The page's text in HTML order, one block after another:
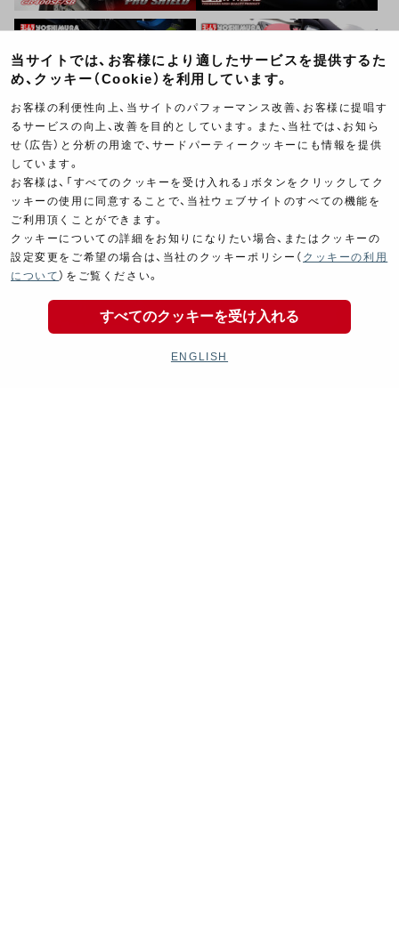
当サイトでは、お客様により適したサービスを提供するた
め、クッキー（Cookie）を利用しています。
お客様の利便性向上、当サイトのパフォーマンス改善、お客様に提唱す
るサービスの向上、改善を目的としています。また、当社では、お知ら
せ（広告）と分析の用途で、サードパーティークッキーにも情報を提供
しています。
お客様は、「すべてのクッキーを受け入れる」ボタンをクリックしてク
ッキーの使用に同意することで、当社ウェブサイトのすべての機能を
ご利用頂くことができます。
クッキーについての詳細をお知りになりたい場合、またはクッキーの
設定変更をご希望の場合は、当社のクッキーポリシー（ クッキーの利用
について ）をご覧ください。
すべてのクッキーを受け入れる
ENGLISH